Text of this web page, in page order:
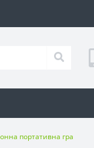
портативна гра